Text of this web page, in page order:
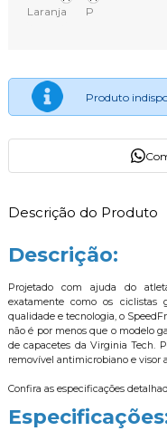
Laranja P
Produto
Descrição do Produto
Descrição:
Projetado com ajuda do
exatamente como os ciclistas
qualidade e tecnologia, o
não é por menos que o modelo
de capacetes da Virginia Tech.
removível antimicrobiano e visor
Confira as especificações